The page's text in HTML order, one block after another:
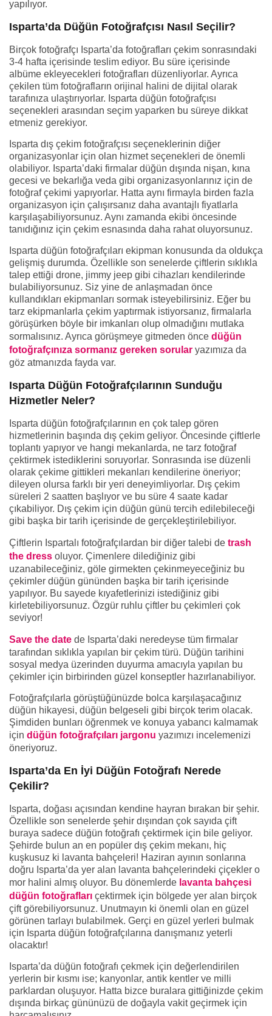
yapılıyor.
Isparta’da Düğün Fotoğrafçısı Nasıl Seçilir?
Birçok fotoğrafçı Isparta’da fotoğrafları çekim sonrasındaki
3-4 hafta içerisinde teslim ediyor. Bu süre içerisinde
albüme ekleyecekleri fotoğrafları düzenliyorlar. Ayrıca
çekilen tüm fotoğrafların orijinal halini de dijital olarak
tarafınıza ulaştırıyorlar. Isparta düğün fotoğrafçısı
seçenekleri arasından seçim yaparken bu süreye dikkat
etmeniz gerekiyor.
Isparta dış çekim fotoğrafçısı seçeneklerinin diğer
organizasyonlar için olan hizmet seçenekleri de önemli
olabiliyor. Isparta’daki firmalar düğün dışında nişan, kına
gecesi ve bekarlığa veda gibi organizasyonlarınız için de
fotoğraf çekimi yapıyorlar. Hatta aynı firmayla birden fazla
organizasyon için çalışırsanız daha avantajlı fiyatlarla
karşılaşabiliyorsunuz. Aynı zamanda ekibi öncesinde
tanıdığınız için çekim esnasında daha rahat oluyorsunuz.
Isparta düğün fotoğrafçıları ekipman konusunda da oldukça
gelişmiş durumda. Özellikle son senelerde çiftlerin sıklıkla
talep ettiği drone, jimmy jeep gibi cihazları kendilerinde
bulabiliyorsunuz. Siz yine de anlaşmadan önce
kullandıkları ekipmanları sormak isteyebilirsiniz. Eğer bu
tarz ekipmanlarla çekim yaptırmak istiyorsanız, firmalarla
görüşürken böyle bir imkanları olup olmadığını mutlaka
sormalısınız. Ayrıca görüşmeye gitmeden önce düğün
fotoğrafçınıza sormanız gereken sorular yazımıza da
göz atmanızda fayda var.
Isparta Düğün Fotoğrafçılarının Sunduğu
Hizmetler Neler?
Isparta düğün fotoğrafçılarının en çok talep gören
hizmetlerinin başında dış çekim geliyor. Öncesinde çiftlerle
toplantı yapıyor ve hangi mekanlarda, ne tarz fotoğraf
çektirmek istediklerini soruyorlar. Sonrasında ise düzenli
olarak çekime gittikleri mekanları kendilerine öneriyor;
dileyen olursa farklı bir yeri deneyimliyorlar. Dış çekim
süreleri 2 saatten başlıyor ve bu süre 4 saate kadar
çıkabiliyor. Dış çekim için düğün günü tercih edilebileceği
gibi başka bir tarih içerisinde de gerçekleştirilebiliyor.
Çiftlerin Ispartalı fotoğrafçılardan bir diğer talebi de trash
the dress oluyor. Çimenlere dilediğiniz gibi
uzanabileceğiniz, göle girmekten çekinmeyeceğiniz bu
çekimler düğün gününden başka bir tarih içerisinde
yapılıyor. Bu sayede kıyafetlerinizi istediğiniz gibi
kirletebiliyorsunuz. Özgür ruhlu çiftler bu çekimleri çok
seviyor!
Save the date de Isparta’daki neredeyse tüm firmalar
tarafından sıklıkla yapılan bir çekim türü. Düğün tarihini
sosyal medya üzerinden duyurma amacıyla yapılan bu
çekimler için birbirinden güzel konseptler hazırlanabiliyor.
Fotoğrafçılarla görüştüğünüzde bolca karşılaşacağınız
düğün hikayesi, düğün belgeseli gibi birçok terim olacak.
Şimdiden bunları öğrenmek ve konuya yabancı kalmamak
için düğün fotoğrafçıları jargonu yazımızı incelemenizi
öneriyoruz.
Isparta’da En İyi Düğün Fotoğrafı Nerede
Çekilir?
Isparta, doğası açısından kendine hayran bırakan bir şehir.
Özellikle son senelerde şehir dışından çok sayıda çift
buraya sadece düğün fotoğrafı çektirmek için bile geliyor.
Şehirde bulun an en popüler dış çekim mekanı, hiç
kuşkusuz ki lavanta bahçeleri! Haziran ayının sonlarına
doğru Isparta’da yer alan lavanta bahçelerindeki çiçekler o
mor halini almış oluyor. Bu dönemlerde lavanta bahçesi
düğün fotoğrafları çektirmek için bölgede yer alan birçok
çift görebiliyorsunuz. Unutmayın ki önemli olan en güzel
görünen tarlayı bulabilmek. Gerçi en güzel yerleri bulmak
için Isparta düğün fotoğrafçılarına danışmanız yeterli
olacaktır!
Isparta’da düğün fotoğrafı çekmek için değerlendirilen
yerlerin bir kısmı ise; kanyonlar, antik kentler ve milli
parklardan oluşuyor. Hatta bizce buralara gittiğinizde çekim
dışında birkaç gününüzü de doğayla vakit geçirmek için